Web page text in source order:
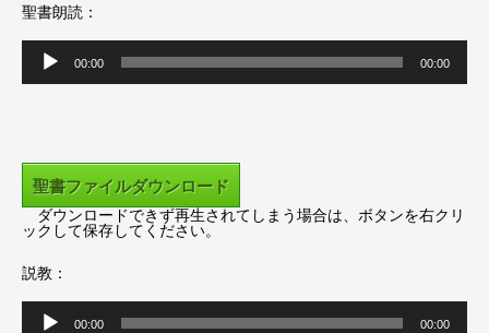
聖書朗読：
音
ー
ヤ
ー
00:00 00:00
聖書ファイルダウンロード
ダウンロードできず再生されてしまう場合は、ボタンを右クリ
ックして保存してください。
説教：
音
00:00 00:00